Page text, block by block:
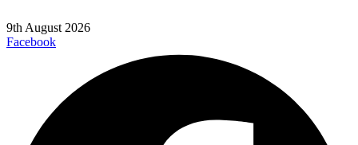
9th August 2026
Facebook